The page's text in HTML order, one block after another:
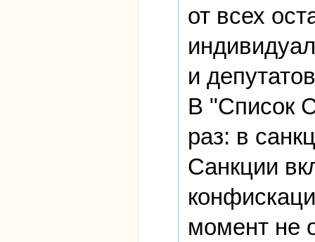
от всех
и
В "Список
раз: в
Санкции
момент не